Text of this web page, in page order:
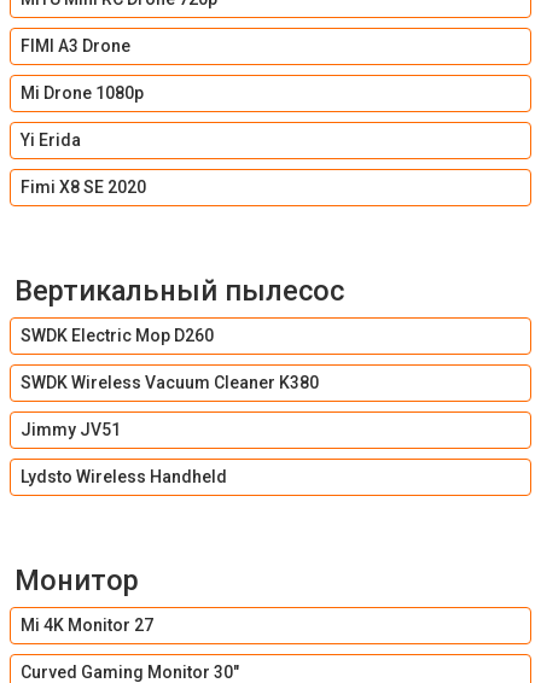
FIMI A3 Drone
Mi Drone 1080p
Yi Erida
Fimi X8 SE 2020
Вертикальный пылесос
SWDK Electric Mop D260
SWDK Wireless Vacuum Cleaner K380
Jimmy JV51
Lydsto Wireless Handheld
Монитор
Mi 4K Monitor 27
Curved Gaming Monitor 30"